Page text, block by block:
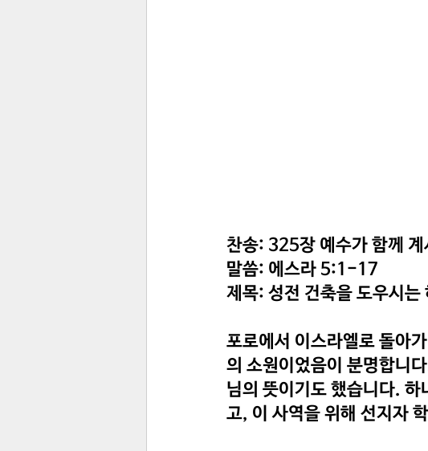
찬송: 325장 예수가 함께 계
말씀: 에스라 5:1-17
제목: 성전 건축을 도우시는
포로에서 이스라엘로 돌아
의 소원이었음이 분명합니
님의 뜻이기도 했습니다.
고, 이 사역을 위해 선지자